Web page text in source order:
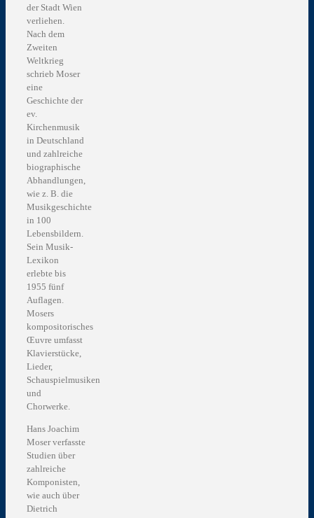
der Stadt Wien
verliehen.
Nach dem
Zweiten
Weltkrieg
schrieb Moser
eine
Geschichte der
ev.
Kirchenmusik
in Deutschland
und zahlreiche
biographische
Abhandlungen,
wie z. B. die
Musikgeschichte
in 100
Lebensbildern.
Sein Musik-
Lexikon
erlebte bis
1955 fünf
Auflagen.
Mosers
kompositorisches
Œuvre umfasst
Klavierstücke,
Lieder,
Schauspielmusiken
und
Chorwerke.
Hans Joachim
Moser verfasste
Studien über
zahlreiche
Komponisten,
wie auch über
Dietrich